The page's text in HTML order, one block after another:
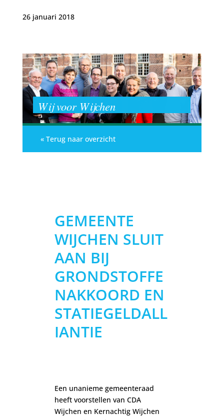
26 januari 2018
Wij voor Wijchen
« Terug naar overzicht
GEMEENTE
WIJCHEN SLUIT
AAN BIJ
GRONDSTOFFE
NAKKOORD EN
STATIEGELDALL
IANTIE
Een unanieme gemeenteraad
heeft voorstellen van CDA
Wijchen en Kernachtig Wijchen